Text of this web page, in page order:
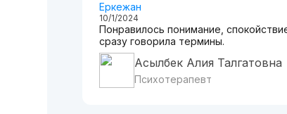
Еркежан
10/1/2024
Понравилось понимание,
сразу говорила термины.
Асылбек Алия Талгатовна
Психотерапевт